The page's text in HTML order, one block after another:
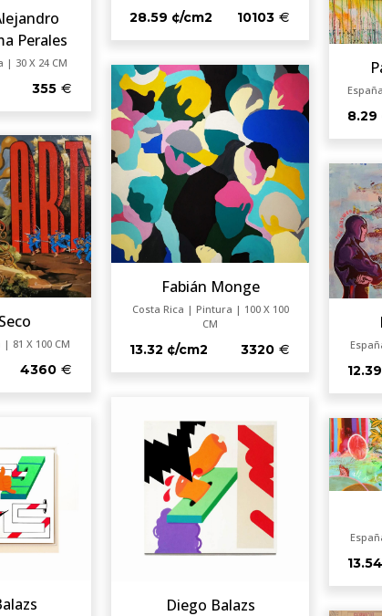
Perales
30 X 24 CM
355
28.59 ¢/cm2 10103
8.29
Fabián Monge
Costa Rica | Pintura | 100 X 100
CM
13.32 ¢/cm2 3320
81 X 100 CM
4360
Diego Balazs